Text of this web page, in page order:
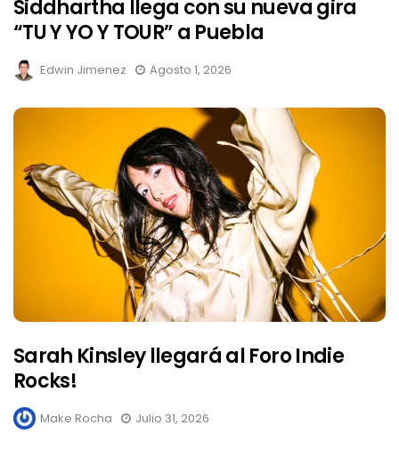
Siddhartha llega con su nueva gira
“TU Y YO Y TOUR” a Puebla
Edwin Jimenez Agosto 1, 2026
Sarah Kinsley llegará al Foro Indie
Rocks!
Make Rocha Julio 31, 2026